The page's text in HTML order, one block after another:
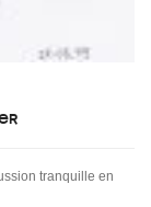
tranquille en